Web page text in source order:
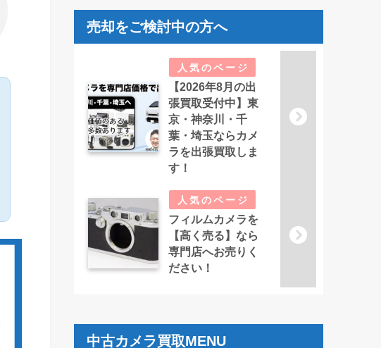
売却をご検討中の方へ
【2026年8月の出
張買取受付中】東
京・神奈川・千
葉・埼玉ならカメ
ラを出張買取しま
す！
フィルムカメラを
【高く売る】なら
専門店へお売りく
ださい！
中古カメラ買取MENU